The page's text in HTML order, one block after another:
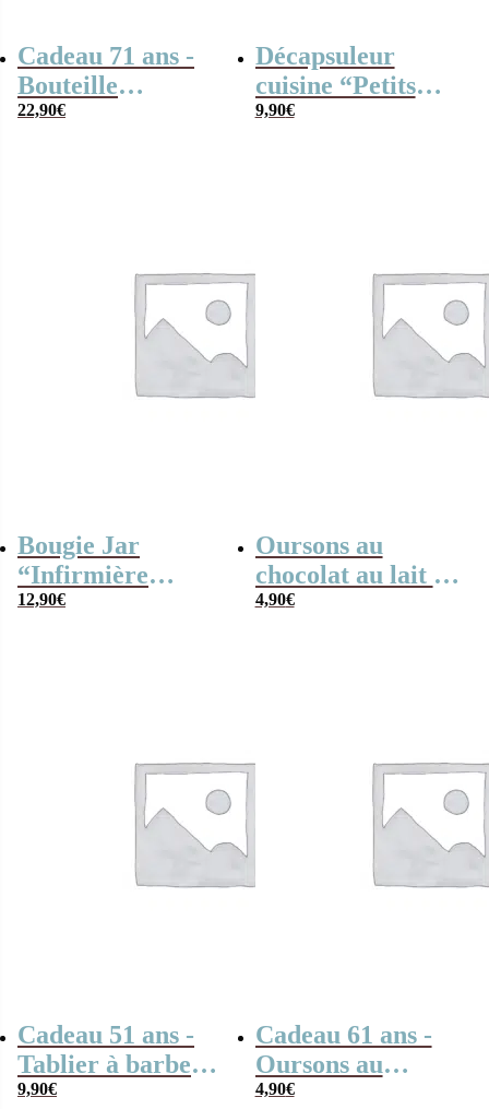
Cadeau 71 ans -
Bouteille
isotherme 500ml
22,90€
Décapsuleur
cuisine “Petits
seins”
9,90€
Bougie Jar
“Infirmière
Géniale” –
12,90€
Oursons au
chocolat au lait x3
“Grand-mère
4,90€
Cadeau 51 ans -
Tablier à barbe
“1975”
9,90€
Cadeau 61 ans -
Oursons au
chocolat au lait x3
4,90€